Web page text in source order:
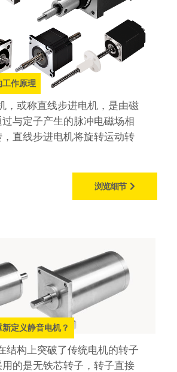
工作原理
，或称直线步进电机，是由磁
与定子产生的脉冲电磁场​​相
直线步进电机将旋转运动转
浏览细节
定义静音电机？
结构上突破了传统电机的转子
的是无铁芯转子，转子直接